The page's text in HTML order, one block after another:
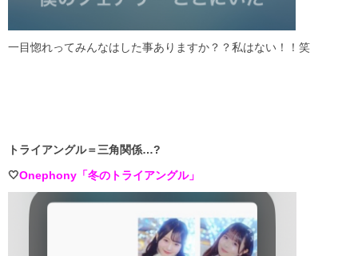
一目惚れってみんなはした事ありますか？？私はない！！笑
トライアングル＝三角関係…?
🤍Onephony「冬のトライアングル」